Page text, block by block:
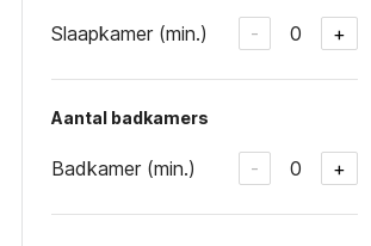
Slaapkamer (min.) - 0 +
Aantal badkamers
Badkamer (min.) - 0 +